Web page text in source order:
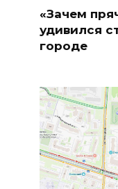
«Зачем
удивился
городе